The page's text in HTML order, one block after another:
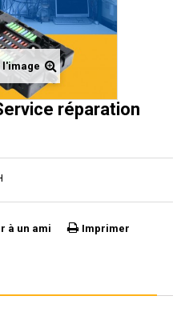
réparation
à un ami Imprimer